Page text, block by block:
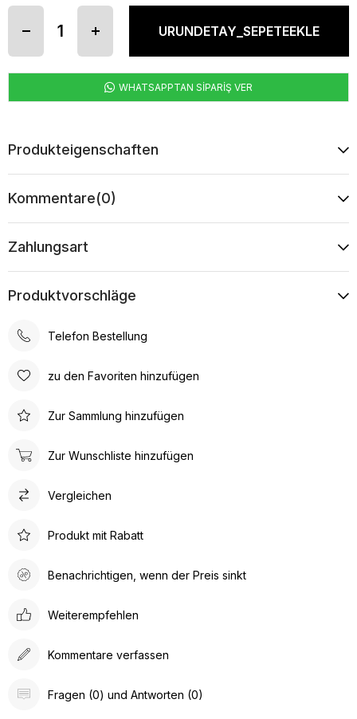
WHATSAPPTAN SİPARİŞ VER
Produkteigenschaften
Kommentare(0)
Zahlungsart
Produktvorschläge
Telefon Bestellung
zu den Favoriten hinzufügen
Zur Sammlung hinzufügen
Zur Wunschliste hinzufügen
Vergleichen
Produkt mit Rabatt
Benachrichtigen, wenn der Preis sinkt
Weiterempfehlen
Kommentare verfassen
Fragen (0) und Antworten (0)